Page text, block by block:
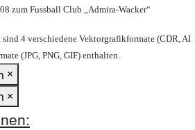
zum Fussball Club „Admira-Wacker“
4 verschiedene Vektorgrafikformate (CDR, AI
(JPG, PNG, GIF) enthalten.
×
×